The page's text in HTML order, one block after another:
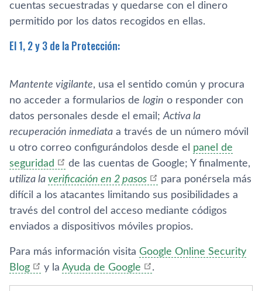
cuentas secuestradas y quedarse con el dinero
permitido por los datos recogidos en ellas.
El 1, 2 y 3 de la Protección:
Mantente vigilante, usa el sentido común y procura
no acceder a formularios de login o responder con
datos personales desde el email;Activa la
recuperación inmediata a través de un número móvil
u otro correo configurándolos desde el panel de
seguridad
de las cuentas de Google; Y finalmente,
utiliza la verificación en 2 pasos
para ponérsela más
difí­cil a los atacantes limitando sus posibilidades a
través del control del acceso mediante códigos
enviados a dispositivos móviles propios.
Para más información visita Google Online Security
Blog
y la Ayuda de Google .